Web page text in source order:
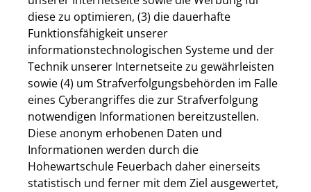
diese zu optimieren, (3) die dauerhafte
Funktionsfähigkeit unserer
informationstechnologischen Systeme und der
Technik unserer Internetseite zu gewährleisten
sowie (4) um Strafverfolgungsbehörden im Falle
eines Cyberangriffes die zur Strafverfolgung
notwendigen Informationen bereitzustellen.
Diese anonym erhobenen Daten und
Informationen werden durch die
Hohewartschule Feuerbach daher einerseits
statistisch und ferner mit dem Ziel ausgewertet,